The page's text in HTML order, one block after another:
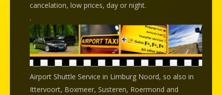
cancelation, low prices, day or night.
.
Airport Shuttle Service in Limburg Noord, so also in
Ittervoort, Boxmeer, Susteren, Roermond and